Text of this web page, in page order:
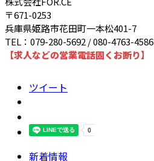
〒671-0253
兵庫県姫路市花田町一本松401-7
TEL：079-280-5692 / 080-4763-4586
【求人などの営業電話固くお断り】
ツイート
新着情報